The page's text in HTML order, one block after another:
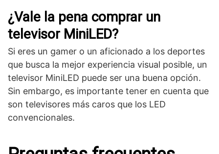
¿Vale la pena comprar un
televisor MiniLED?
Si eres un gamer o un aficionado a los deportes
que busca la mejor experiencia visual posible, un
televisor MiniLED puede ser una buena opción.
Sin embargo, es importante tener en cuenta que
son televisores más caros que los LED
convencionales.